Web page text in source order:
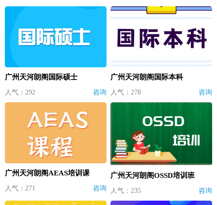
广州天河朗阁国际硕士
人气：292 咨询
广州天河朗阁国际本科
人气：278 咨询
广州天河朗阁AEAS培训课
人气：271 咨询
广州天河朗阁OSSD培训班
人气：235 咨询